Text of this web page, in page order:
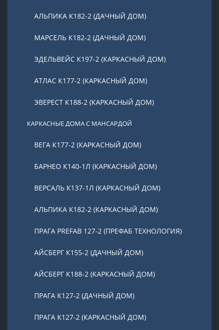
АЛЬПИКА К182-2 (ДАЧНЫЙ ДОМ)
МАРСЕЛЬ К182-2 (ДАЧНЫЙ ДОМ)
ЭДЕЛЬВЕЙС К197-2 (КАРКАСНЫЙ ДОМ)
АТЛАС К177-2 (КАРКАСНЫЙ ДОМ)
ЭВЕРЕСТ К188-2 (КАРКАСНЫЙ ДОМ)
КАРКАСНЫЕ ДОМА С МАНСАРДОЙ
ВЕГА К177-2 (КАРКАСНЫЙ ДОМ)
БАРНЕО К140-1Л (КАРКАСНЫЙ ДОМ)
ВЕРСАЛЬ К137-1Л (КАРКАСНЫЙ ДОМ)
АЛЬПИКА К182-2 (КАРКАСНЫЙ ДОМ)
ПРАГА PREFAB 127-2 (ПРЕФАБ ТЕХНОЛОГИЯ)
АЙСБЕРГ К155-2 (ДАЧНЫЙ ДОМ)
АЙСБЕРГ К188-2 (КАРКАСНЫЙ ДОМ)
ПРАГА К127-2 (ДАЧНЫЙ ДОМ)
ПРАГА К127-2 (КАРКАСНЫЙ ДОМ)